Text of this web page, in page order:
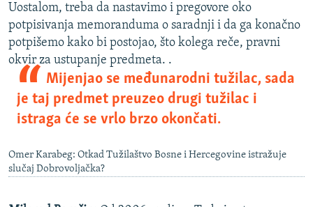
Uostalom, treba da nastavimo i pregovore oko
potpisivanja memoranduma o saradnji i da ga konačno
potpišemo kako bi postojao, što kolega reče, pravni
okvir za ustupanje predmeta. .
Mijenjao se međunarodni tužilac, sada
je taj predmet preuzeo drugi tužilac i
istraga će se vrlo brzo okončati.
Omer Karabeg: Otkad Tužilaštvo Bosne i Hercegovine istražuje
slučaj Dobrovoljačka?